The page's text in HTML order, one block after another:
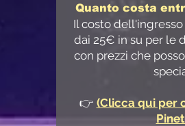
Quanto costa
Il costo dell'ingresso
dai 25€ in su per le
con prezzi che
👉 (Clicca qui per